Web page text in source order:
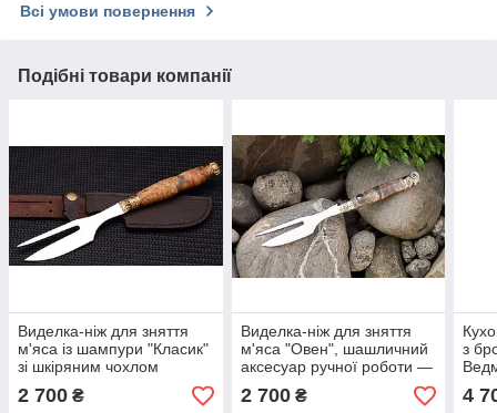
Всі умови повернення
Подібні товари компанії
Виделка-ніж для зняття
м'яса із шампури "Класик"
зі шкіряним чохлом
2 700 ₴
Виделка-ніж для зняття
м'яса "Овен", шашличний
аксесуар ручної роботи —
цікавий подарунок
чоловікові
2 700₴
з
4